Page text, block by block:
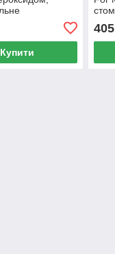
унції (121 г)
Купити
405